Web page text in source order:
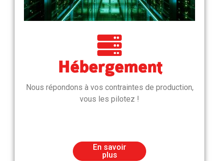
Hébergement
Nous répondons à vos contraintes de production,
vous les pilotez !
En savoir
plus